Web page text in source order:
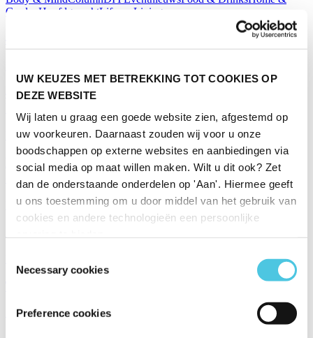
UW KEUZES MET BETREKKING TOT COOKIES OP
DEZE WEBSITE
Wij laten u graag een goede website zien, afgestemd op
uw voorkeuren. Daarnaast zouden wij voor u onze
boodschappen op externe websites en aanbiedingen via
social media op maat willen maken. Wilt u dit ook? Zet
dan de onderstaande onderdelen op 'Aan'. Hiermee geeft
u ons toestemming om u door middel van het gebruik van
cookies en andere technologieën een persoonlijke
Necessary cookies
Preference cookies
Garden HoofdgerechtLife en Living
4 x trucjes voor in de ochtend om je dag positief te
DIY
De meest voorkomende soort leugens bij online
daten
Life en Living
Body & Mind